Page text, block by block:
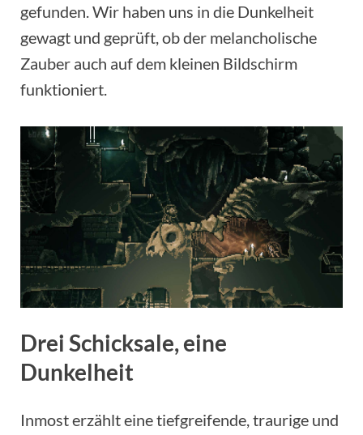
gefunden. Wir haben uns in die Dunkelheit
gewagt und geprüft, ob der melancholische
Zauber auch auf dem kleinen Bildschirm
funktioniert.
Drei Schicksale, eine
Dunkelheit
Inmost erzählt eine tiefgreifende, traurige und